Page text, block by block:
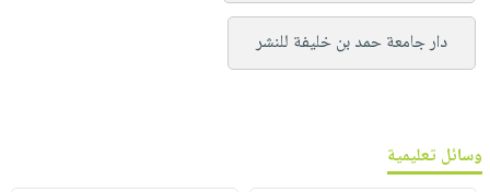
دار جامعة حمد بن خليفة للنشر
وسائل تعليمية